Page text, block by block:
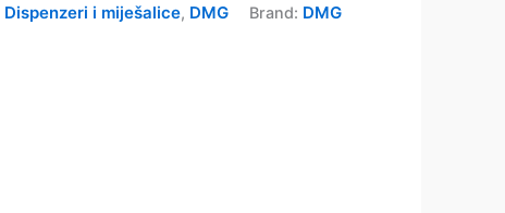
Dispenzeri i miješalice, DMG Brand: DMG